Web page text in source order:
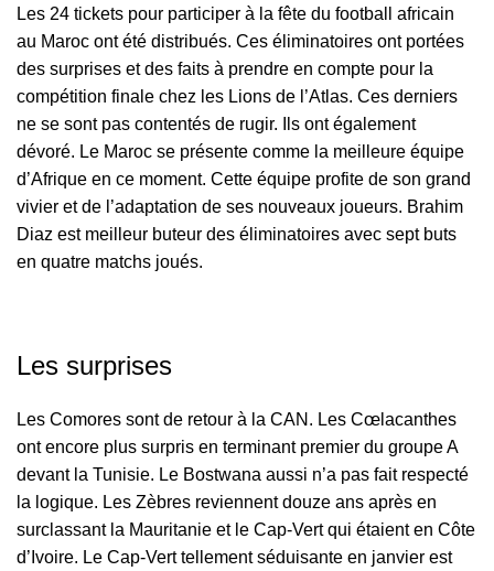
Les 24 tickets pour participer à la fête du football africain
au Maroc ont été distribués. Ces éliminatoires ont portées
des surprises et des faits à prendre en compte pour la
compétition finale chez les Lions de l’Atlas. Ces derniers
ne se sont pas contentés de rugir. Ils ont également
dévoré. Le Maroc se présente comme la meilleure équipe
d’Afrique en ce moment. Cette équipe profite de son grand
vivier et de l’adaptation de ses nouveaux joueurs. Brahim
Diaz est meilleur buteur des éliminatoires avec sept buts
en quatre matchs joués.
Les surprises
Les Comores sont de retour à la CAN. Les Cœlacanthes
ont encore plus surpris en terminant premier du groupe A
devant la Tunisie. Le Bostwana aussi n’a pas fait respecté
la logique. Les Zèbres reviennent douze ans après en
surclassant la Mauritanie et le Cap-Vert qui étaient en Côte
d’Ivoire. Le Cap-Vert tellement séduisante en janvier est